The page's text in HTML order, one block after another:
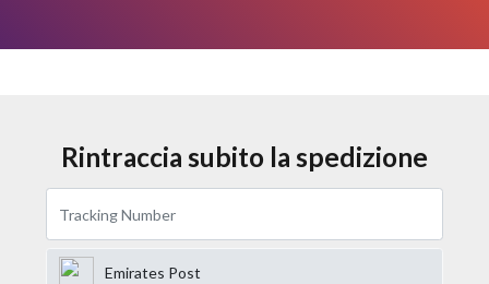
Rintraccia subito la spedizione
Emirates Post